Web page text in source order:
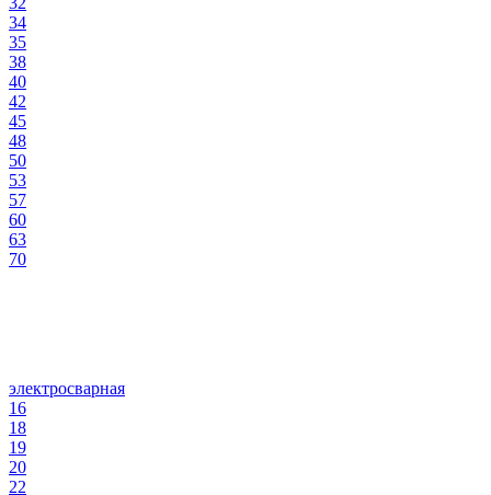
34
35
38
40
42
45
48
50
53
57
60
63
70
электросварная
16
18
19
20
22